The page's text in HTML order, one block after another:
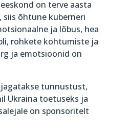
on terve aasta
õhtune kuberneri
ja lõbus, hea
rohkete kohtumiste ja
ja emotsioonid on
tunnustust,
Ukraina toetuseks ja
on sponsoritelt